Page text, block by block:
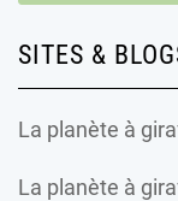
SITES &
La planète à
La planète à